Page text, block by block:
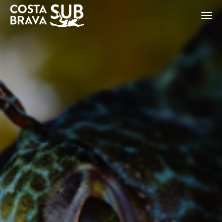
ES CA EN FR
Modificar cookies